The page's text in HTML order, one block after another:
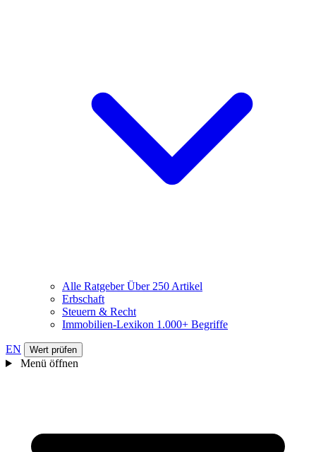
Alle RatgeberÜber 250 Artikel
Erbschaft
Steuern & Recht
Immobilien-Lexikon 1.000+ Begriffe
EN Wert prüfen
Menü öffnen